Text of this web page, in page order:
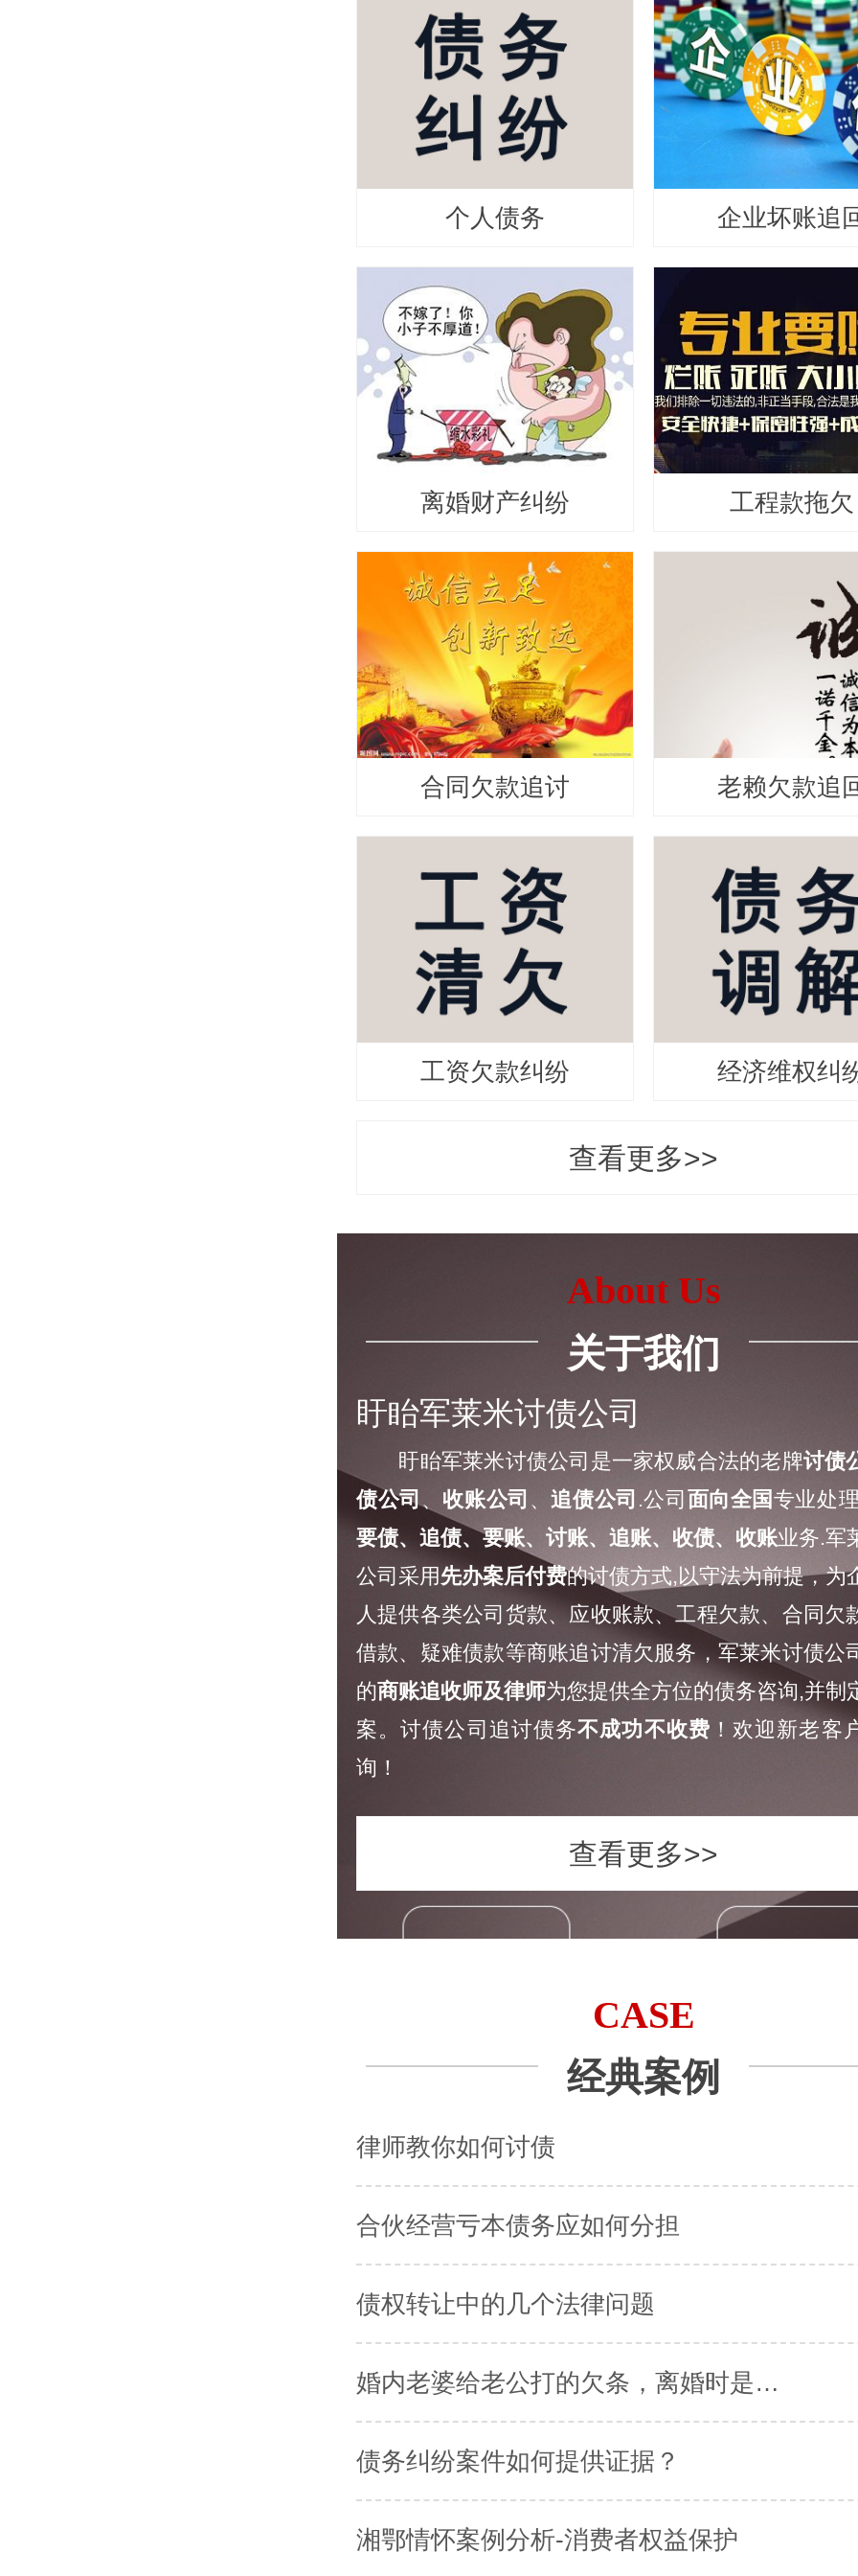
个人债务 企业坏账追
离婚财产纠纷 工程款拖欠
合同欠款追讨 老赖欠款追
工资欠款纠纷 经济维权纠
查看更多>>
About Us
关于我们
盱眙军莱米讨债公司
盱眙军莱米讨债公司是一家权威合法的老牌讨债
债公司、 收账公司 、追债公司 .公司 面向全国专业处
要债、追债、要账、讨账、追账、收债、收账业务.军
公司采用 先办案后付费的讨债方式,以守法为前提，为
人提供各类公司货款、应收账款、工程欠款、合同欠
借款、疑难债款等商账追讨清欠服务，军莱米讨债公
的商账追收师及律师为您提供全方位的债务咨询,并制
案。讨债公司追讨债务不成功不收费 ！欢迎新老客
询！
查看更多>>
CASE
经典案例
律师教你如何讨债
合伙经营亏本债务应如何分担
债权转让中的几个法律问题
婚内老婆给老公打的欠条，离婚时是否有效
债务纠纷案件如何提供证据？
湘鄂情怀案例分析-消费者权益保护